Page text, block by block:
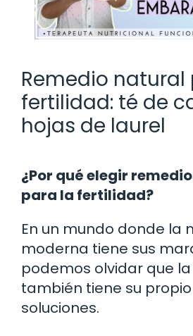
Remedio natural
fertilidad: té de
hojas de laurel
¿Por qué elegir
para la fertilidad?
En un mundo donde la
moderna tiene sus
podemos olvidar que
también tiene su
soluciones.